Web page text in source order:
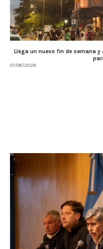
Llega un nuevo fin de semana
07/08/2026